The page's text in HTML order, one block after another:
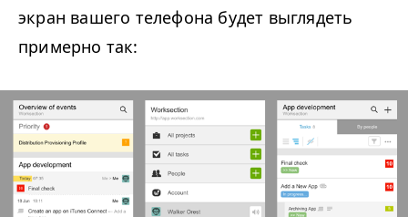
экран вашего телефона будет выглядеть
примерно так: